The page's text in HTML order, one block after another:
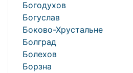
Богодухов
Богуслав
Боково-Хрустальне
Болград
Болехов
Борзна